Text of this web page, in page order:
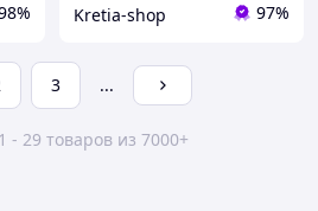
Kretia-shop 97%
3 ...
- 29 товаров из 7000+